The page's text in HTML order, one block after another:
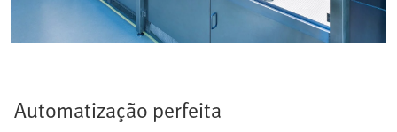
Automatização perfeita